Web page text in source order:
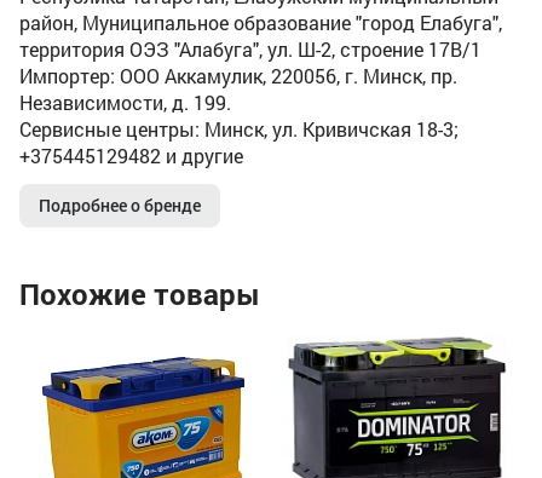
район, Муниципальное образование "город Елабуга",
территория ОЭЗ "Алабуга", ул. Ш-2, строение 17В/1
Импортер: ООО Аккамулик, 220056, г. Минск, пр.
Независимости, д. 199.
Сервисные центры: Минск, ул. Кривичская 18-3;
+375445129482 и другие
Подробнее о бренде
Похожие товары